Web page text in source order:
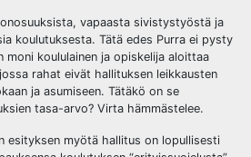
vapaasta sivistystyöstä ja
koulutuksesta. Tätä edes Purra ei pysty
moni koululainen ja opiskelija aloittaa
rahat eivät hallituksen leikkausten
ja asumiseen. Tätäkö on se
tasa-arvo? Virta hämmästelee.
esityksen myötä hallitus on lopullisesti